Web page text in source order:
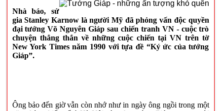
Nhà báo, sử
gia Stanley Karnow là người Mỹ đã phỏng vấn độc quyền
đại tướng Võ Nguyên Giáp sau chiến tranh VN - cuộc trò
chuyện thẳng thắn về những cuộc chiến tại VN trên tờ
New York Times năm 1990 với tựa đề “Ký ức của tướng
Giáp”.
Ông bảo đến giờ vẫn còn nhớ như in ngày ông ngồi trong một